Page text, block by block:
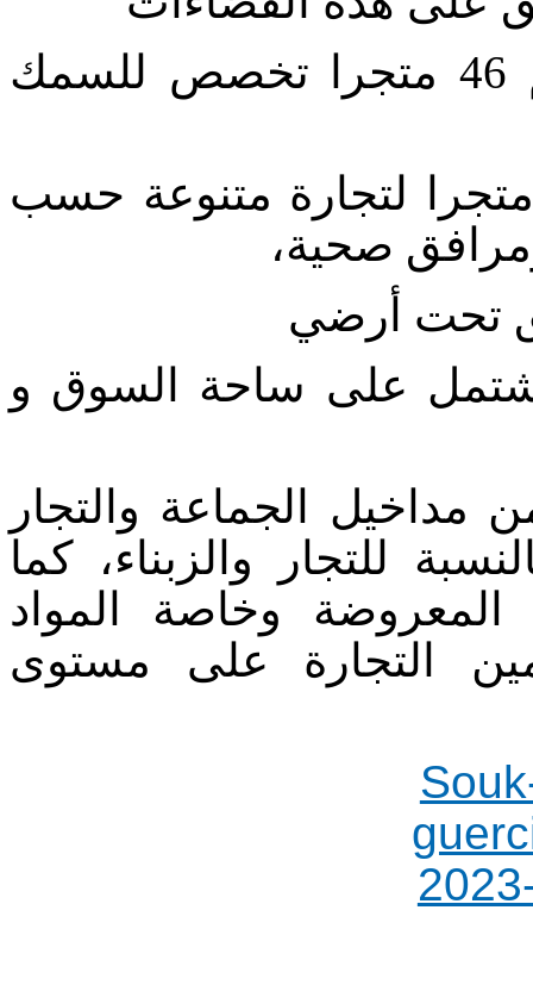
الطابق الأرضي: يضم 46 متجرا تخصص للسمك
الأول: يضم 50 متجرا لتجارة متنوعة حسب
صحية،
تحت أرضي
تشتمل على ساحة السوق و
الجماعة والتجار
للتجار والزبناء، كما
المعروضة وخاصة المواد
التجارة على مستوى